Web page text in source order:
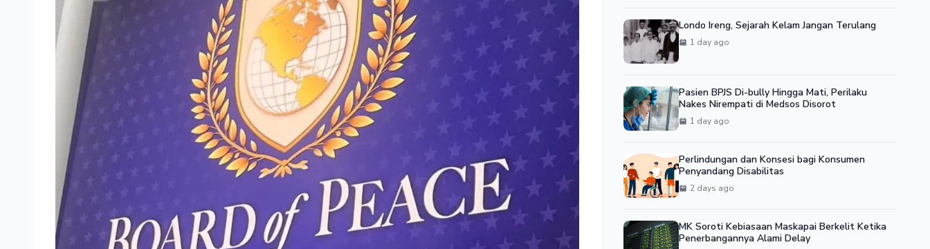
Londo Ireng, Sejarah Kelam Jangan Terulang
1 day ago
Pasien BPJS Di-bully Hingga Mati, Perilaku
Nakes Nirempati di Medsos Disorot
1 day ago
Perlindungan dan Konsesi bagi Konsumen
Penyandang Disabilitas
2 days ago
MK Soroti Kebiasaan Maskapai Berkelit Ketika
Penerbangannya Alami Delay